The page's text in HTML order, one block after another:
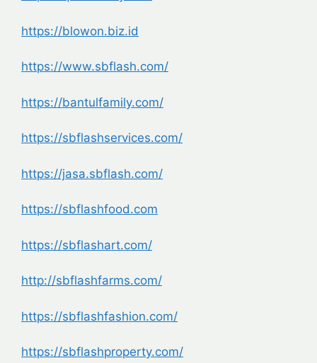
https://blowon.biz.id
https://www.sbflash.com/
https://bantulfamily.com/
https://sbflashservices.com/
https://jasa.sbflash.com/
https://sbflashfood.com
https://sbflashart.com/
http://sbflashfarms.com/
https://sbflashfashion.com/
https://sbflashproperty.com/